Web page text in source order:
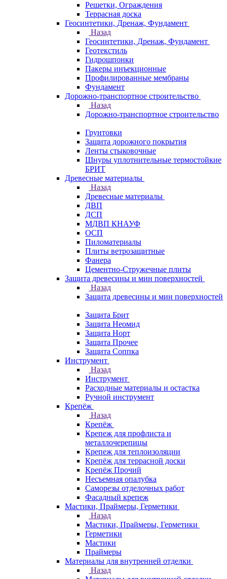
Решетки, Ограждения
Террасная доска
Геосинтетики, Дренаж, Фундамент
Назад
Геосинтетики, Дренаж, Фундамент
Геотекстиль
Гидрошпонки
Пакеры инъекционные
Профилированные мембраны
Фундамент
Дорожно-транспортное строительство
Назад
Дорожно-транспортное строительство
Грунтовки
Защита дорожного покрытия
Ленты стыковочные
Шнуры уплотнительные термостойкие
БРИТ
Древесные материалы
Назад
Древесные материалы
ДВП
ДСП
МДВП КНАУФ
ОСП
Пиломатериалы
Плиты ветрозащитные
Фанера
Цементно-Стружечные плиты
Защита древесины и мин поверхностей
Назад
Защита древесины и мин поверхностей
Защита Брит
Защита Неомид
Защита Норт
Защита Прочее
Защита Соппка
Инструмент
Назад
Инструмент
Расходные материалы и остастка
Ручной инструмент
Крепёж
Назад
Крепёж
Крепеж для профлиста и
металлочерепицы
Крепеж для теплоизоляции
Крепёж для террасной доски
Крепёж Прочий
Несъемная опалубка
Саморезы отделочных работ
Фасадный крепеж
Мастики, Праймеры, Герметики
Назад
Мастики, Праймеры, Герметики
Герметики
Мастики
Праймеры
Материалы для внутренней отделки
Назад